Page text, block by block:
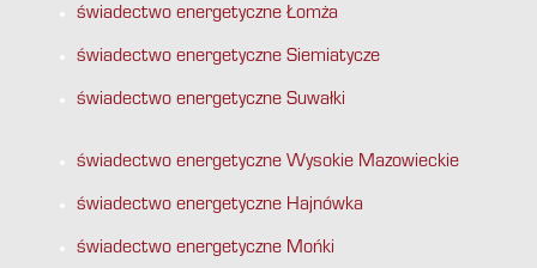
świadectwo energetyczne Łomża
świadectwo energetyczne Siemiatycze
świadectwo energetyczne Suwałki
świadectwo energetyczne Wysokie Mazowieckie
świadectwo energetyczne Hajnówka
świadectwo energetyczne Mońki